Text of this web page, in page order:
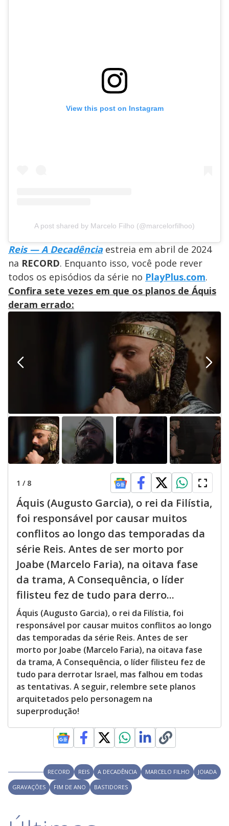
View this post on Instagram
A post shared by Marcelo Filho (@marcelorfilhoo)
Reis — A Decadênciaestreia em abril de 2024
na RECORD. Enquanto isso, você pode rever
todos os episódios da série no PlayPlus.com.
Confira sete vezes em que os planos de Áquis
deram errado:
1 / 8
Áquis (Augusto Garcia), o rei da Filístia,
foi responsável por causar muitos
conflitos ao longo das temporadas da
série Reis. Antes de ser morto por
Joabe (Marcelo Faria), na oitava fase
da trama, A Consequência, o líder
filisteu fez de tudo para derro...
Áquis (Augusto Garcia), o rei da Filístia, foi
responsável por causar muitos conflitos ao longo
das temporadas da série Reis. Antes de ser
morto por Joabe (Marcelo Faria), na oitava fase
da trama, A Consequência, o líder filisteu fez de
tudo para derrotar Israel, mas falhou em todas
as tentativas. A seguir, relembre sete planos
arquitetados pelo personagem na
superprodução!
RECORD REIS A DECADÊNCIA MARCELO FILHO
JOIADA
GRAVAÇÕES
FIM DE ANO BASTIDORES